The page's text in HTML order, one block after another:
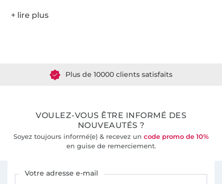
Plus de 10000 clients satisfaits
VOULEZ-VOUS ÊTRE INFORMÉ DES
NOUVEAUTÉS ?
Soyez toujours informé(e) & recevez un code promo de 10%
en guise de remerciement.
Votre adresse e-mail